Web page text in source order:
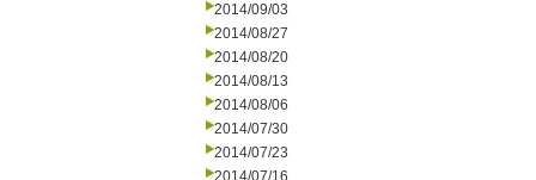
2014/09/03
2014/08/27
2014/08/20
2014/08/13
2014/08/06
2014/07/30
2014/07/23
2014/07/16